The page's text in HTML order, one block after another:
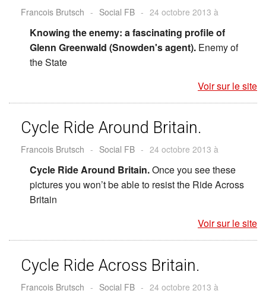
Francois Brutsch - Social FB - 24 octobre 2013 à
Knowing the enemy: a fascinating profile of
Glenn Greenwald (Snowden's agent). Enemy of
the State
Voir sur le site
Cycle Ride Around Britain.
Francois Brutsch - Social FB - 24 octobre 2013 à
Cycle Ride Around Britain.Once you see these
pictures you won’t be able to resist the Ride Across
Britain
Voir sur le site
Cycle Ride Across Britain.
Francois Brutsch - Social FB - 24 octobre 2013 à